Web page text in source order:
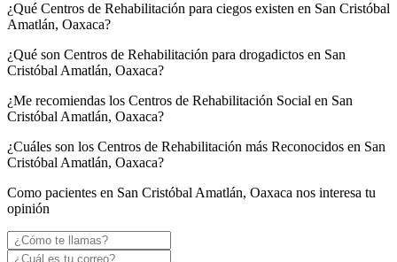
¿Qué Centros de Rehabilitación para ciegos existen en San Cristóbal
Amatlán, Oaxaca?
¿Qué son Centros de Rehabilitación para drogadictos en San
Cristóbal Amatlán, Oaxaca?
¿Me recomiendas los Centros de Rehabilitación Social en San
Cristóbal Amatlán, Oaxaca?
¿Cuáles son los Centros de Rehabilitación más Reconocidos en San
Cristóbal Amatlán, Oaxaca?
Como pacientes en San Cristóbal Amatlán, Oaxaca nos interesa tu
opinión